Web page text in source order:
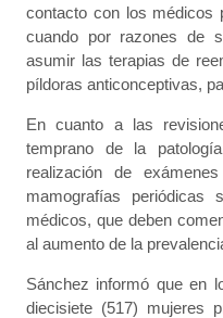
contacto con los médicos
cuando por razones de
asumir las terapias de
píldoras anticonceptivas,
En cuanto a las
temprano de la
realización de
mamografías periódicas
médicos, que deben
al aumento de la
Sánchez informó que en
diecisiete (517) mujeres